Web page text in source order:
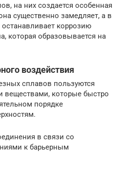
на них создается особенная
существенно замедляет, а в
коррозию
которая образовывается на
воздействия
сплавов пользуются
веществами, которые быстро
порядке
в связи со
к барьерным